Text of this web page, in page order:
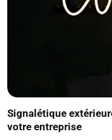
Signalétique
votre entreprise